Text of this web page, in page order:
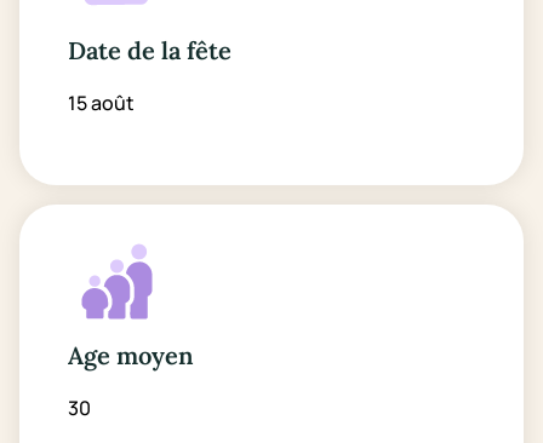
Date de la fête
15 août
Age moyen
30